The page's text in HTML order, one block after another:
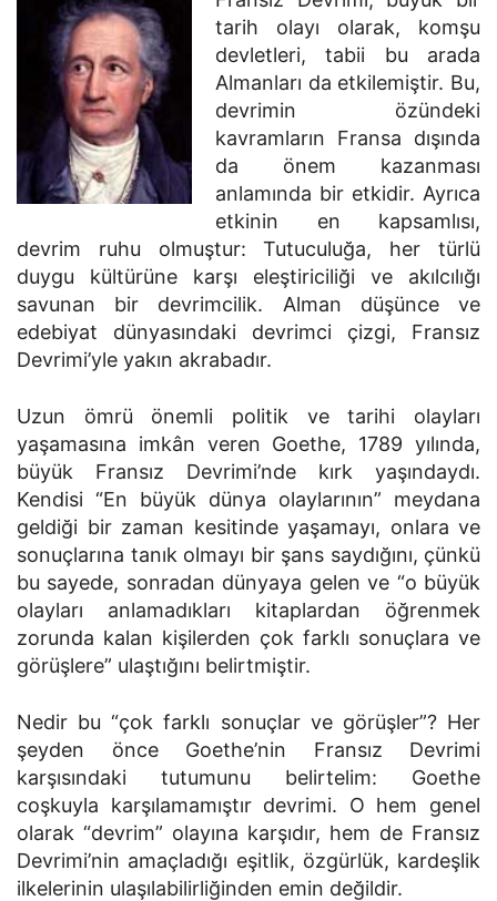
tarih olayı olarak, komşu
devletleri, tabii bu arada
Almanları da etkilemiştir. Bu,
devrimin özündeki
kavramların Fransa dışında
da önem kazanması
anlamında bir etkidir. Ayrıca
etkinin en kapsamlısı,
devrim ruhu olmuştur: Tutuculuğa, her türlü
duygu kültürüne karşı eleştiriciliği ve akılcılığı
savunan bir devrimcilik. Alman düşünce ve
edebiyat dünyasındaki devrimci çizgi, Fransız
Devrimi’yle yakın akrabadır.
Uzun ömrü önemli politik ve tarihi olayları
yaşamasına imkân veren Goethe, 1789 yılında,
büyük Fransız Devrimi’nde kırk yaşındaydı.
Kendisi “En büyük dünya olaylarının” meydana
geldiği bir zaman kesitinde yaşamayı, onlara ve
sonuçlarına tanık olmayı bir şans saydığını, çünkü
bu sayede, sonradan dünyaya gelen ve “o büyük
olayları anlamadıkları kitaplardan öğrenmek
zorunda kalan kişilerden çok farklı sonuçlara ve
görüşlere” ulaştığını belirtmiştir.
Nedir bu “çok farklı sonuçlar ve görüşler”? Her
şeyden önce Goethe’nin Fransız Devrimi
karşısındaki tutumunu belirtelim: Goethe
coşkuyla karşılamamıştır devrimi. O hem genel
olarak “devrim” olayına karşıdır, hem de Fransız
Devrimi’nin amaçladığı eşitlik, özgürlük, kardeşlik
ilkelerinin ulaşılabilirliğinden emin değildir.